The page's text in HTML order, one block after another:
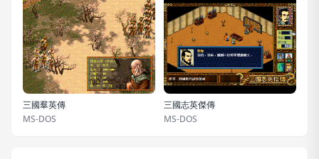
三國羣英傳
MS-DOS
三國志英傑傳
MS-DOS